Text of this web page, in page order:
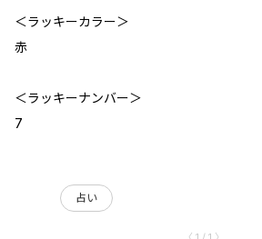
＜ラッキーカラー＞
赤
＜ラッキーナンバー＞
7
占い